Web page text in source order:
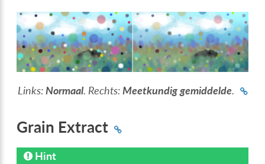
Links: Normaal. Rechts: Meetkundig gemiddelde.
Grain Extract
Hint